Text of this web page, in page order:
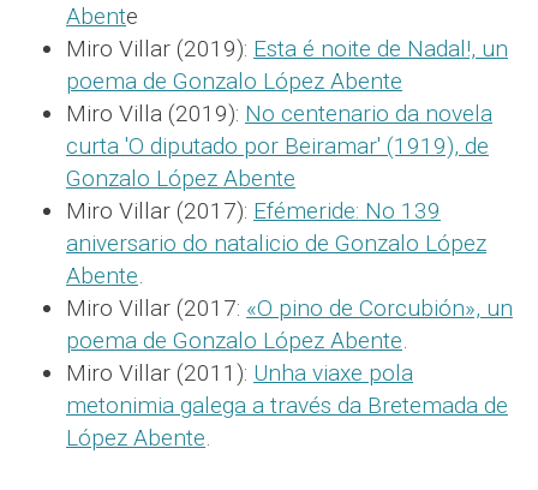
Abente
Miro Villar (2019): Esta é noite de Nadal!, un
poema de Gonzalo López Abente
Miro Villa (2019): No centenario da novela
curta 'O diputado por Beiramar' (1919), de
Gonzalo López Abente
Miro Villar (2017): Efémeride: No 139
aniversario do natalicio de Gonzalo López
Abente.
Miro Villar (2017: «O pino de Corcubión», un
poema de Gonzalo López Abente.
Miro Villar (2011): Unha viaxe pola
metonimia galega a través da Bretemada de
López Abente.